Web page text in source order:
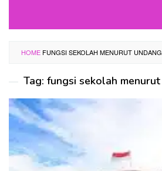
HOME FUNGSI SEKOLAH MENURUT
Tag: fungsi sekolah